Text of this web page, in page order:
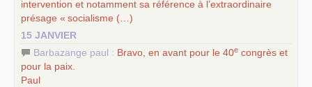
intervention et notamment sa référence à l’extraordinaire
présage « socialisme (…)
15 JANVIER
Barbazange paul : Bravo, en avant pour le 40e congrès et
pour la paix.
Paul